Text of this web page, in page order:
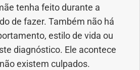
tenha feito durante a
de fazer. Também não há
estilo de vida ou
diagnóstico. Ele acontece
existem culpados.